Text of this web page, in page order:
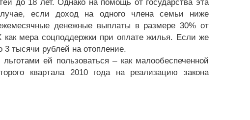
до 18 лет. Однако на помощь от государства эта
если доход на одного члена семьи ниже
денежные выплаты в размере 30% от
как мера соцподдержки при оплате жилья. Если же
тысячи рублей на отопление.
ей пользоваться – как малообеспеченной
квартала 2010 года на реализацию закона